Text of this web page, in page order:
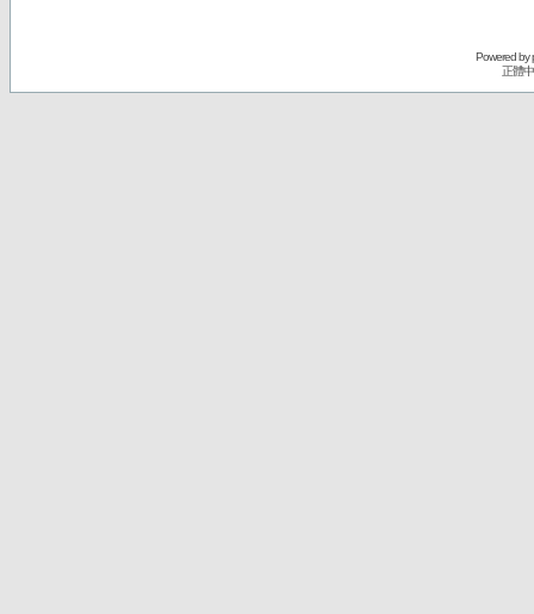
Powered by
正體